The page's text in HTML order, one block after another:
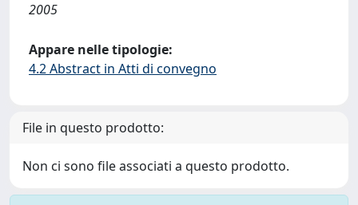
2005
Appare nelle tipologie:
4.2 Abstract in Atti di convegno
File in questo prodotto:
Non ci sono file associati a questo prodotto.